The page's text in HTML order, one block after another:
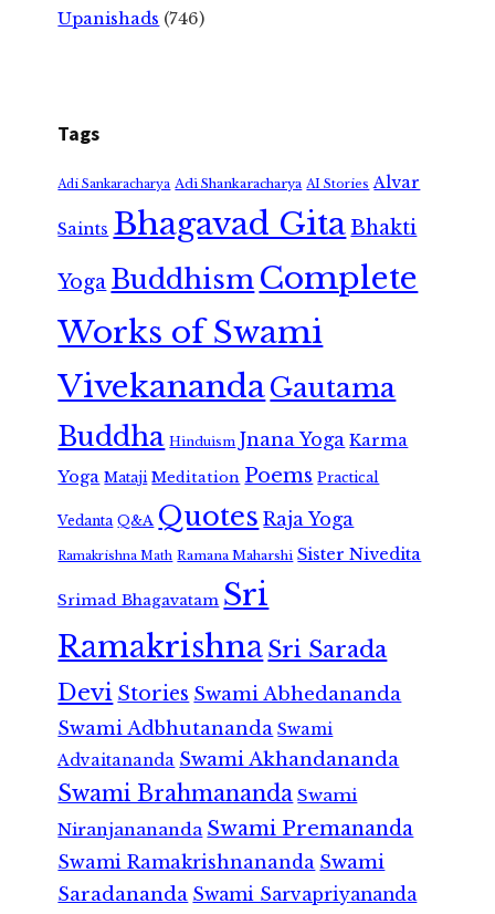
Upanishads (746)
Tags
Adi Sankaracharya Adi Shankaracharya AI Stories Alvar
Saints Bhagavad GitaBhakti
Yoga Buddhism Complete
Works of Swami
VivekanandaGautama
Buddha Hinduism Jnana Yoga Karma
Yoga Mataji Meditation Poems Practical
Vedanta Q&A Quotes Raja Yoga
Ramakrishna Math Ramana Maharshi Sister Nivedita
Srimad Bhagavatam Sri
RamakrishnaSri Sarada
Devi Stories Swami Abhedananda
Swami Adbhutananda Swami
Advaitananda Swami Akhandananda
Swami Brahmananda Swami
Niranjanananda Swami Premananda
Swami Ramakrishnananda Swami
Saradananda Swami Sarvapriyananda